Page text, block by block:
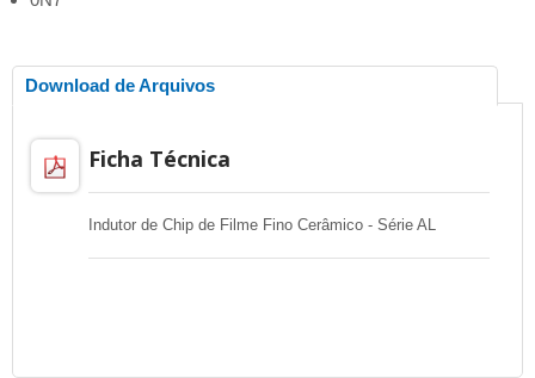
Download de Arquivos
Ficha Técnica
Indutor de Chip de Filme Fino Cerâmico - Série AL